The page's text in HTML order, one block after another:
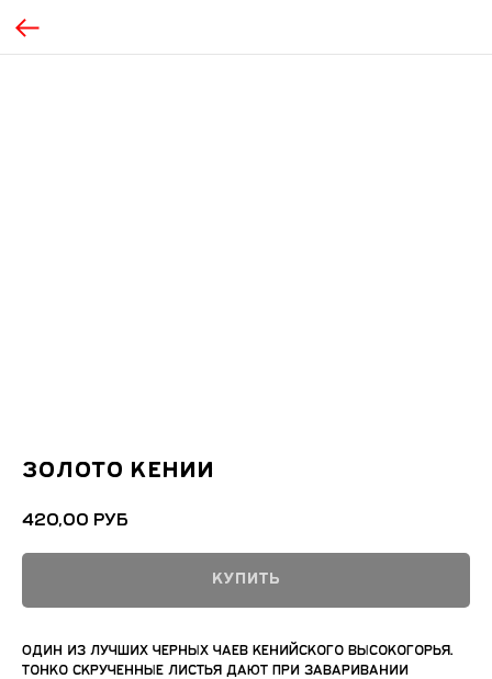
Золото Кении
420,00 руб
КУПИТЬ
Один из лучших черных чаев кенийского высокогорья.
Тонко скрученные листья дают при заваривании